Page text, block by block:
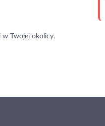
w Twojej okolicy.